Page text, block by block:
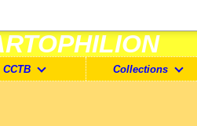
CCTB Collections